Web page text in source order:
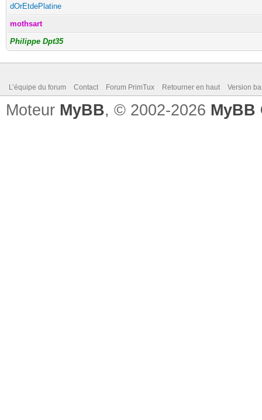
dOrEtdePlatine
mothsart
Philippe Dpt35
L’équipe du forum Contact Forum PrimTux Retourner en haut Version
Moteur MyBB, © 2002-2026 MyBB